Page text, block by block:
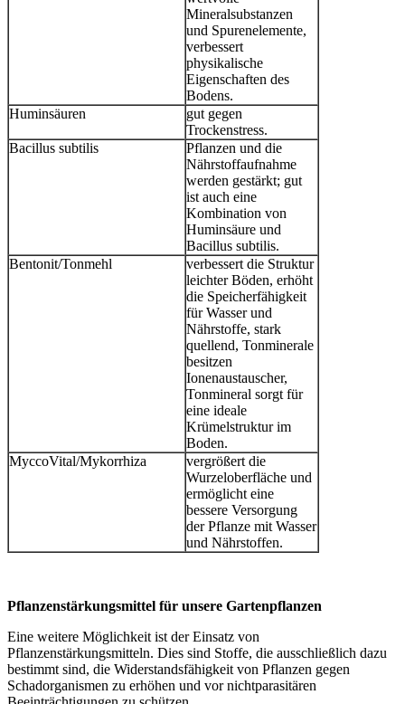
Mineralsubstanzen
und Spurenelemente,
verbessert
physikalische
Eigenschaften des
Bodens.
Huminsäuren
gut gegen
Trockenstress.
Bacillus subtilis
Pflanzen und die
Nährstoffaufnahme
werden gestärkt; gut
ist auch eine
Kombination von
Huminsäure und
Bacillus subtilis.
Bentonit/Tonmehl
verbessert die Struktur
leichter Böden, erhöht
die Speicherfähigkeit
für Wasser und
Nährstoffe, stark
quellend, Tonminerale
besitzen
Ionenaustauscher,
Tonmineral sorgt für
eine ideale
Krümelstruktur im
Boden.
MyccoVital/Mykorrhiza
vergrößert die
Wurzeloberfläche und
ermöglicht eine
bessere Versorgung
der Pflanze mit Wasser
und Nährstoffen.
Pflanzenstärkungsmittel für unsere Gartenpflanzen
Eine weitere Möglichkeit ist der Einsatz von
Pflanzenstärkungsmitteln. Dies sind Stoffe, die ausschließlich dazu
bestimmt sind, die Widerstandsfähigkeit von Pflanzen gegen
Schadorganismen zu erhöhen und vor nichtparasitären